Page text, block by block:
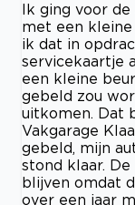
Ik ging voor
met een kleine
ik dat in
servicekaartje
een kleine
gebeld zou
uitkomen. Dat
Vakgarage
gebeld, mijn
stond klaar.
blijven omdat
over een jaar